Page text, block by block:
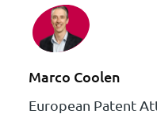
Marco Coolen
European Patent